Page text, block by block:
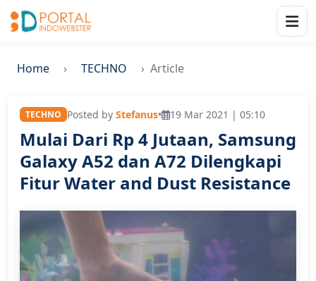
Home TECHNO Article
TECHNO Posted by Stefanus• 19 Mar 2021 | 05:10
Mulai Dari Rp 4 Jutaan, Samsung
Galaxy A52 dan A72 Dilengkapi
Fitur Water and Dust Resistance